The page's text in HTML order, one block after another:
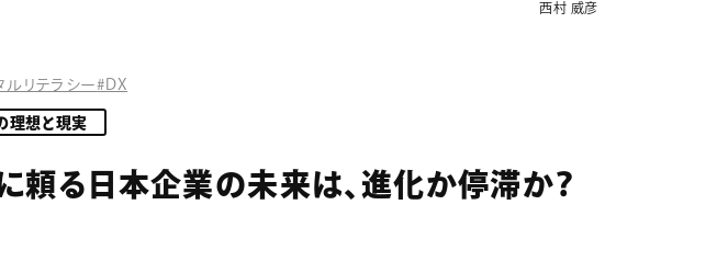
ルリテラシー#DX
西村 威彦
理想と現実
頼る日本企業の未来は、進化か停滞か？